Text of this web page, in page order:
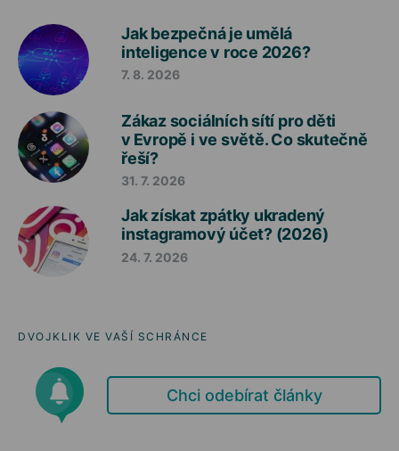
Jak bezpečná je umělá
inteligence v roce 2026?
7. 8. 2026
Zákaz sociálních sítí pro děti
v Evropě i ve světě. Co skutečně
řeší?
31. 7. 2026
Jak získat zpátky ukradený
instagramový účet? (2026)
24. 7. 2026
DVOJKLIK VE VAŠÍ SCHRÁNCE
Chci odebírat články